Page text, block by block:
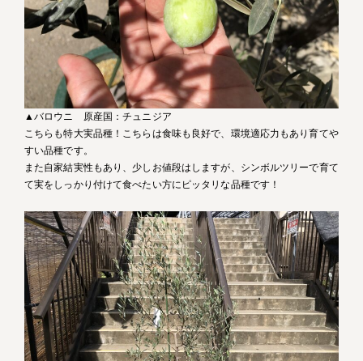
▲バロウニ 原産国：チュニジア
こちらも特大実品種！こちらは食味も良好で、環境適応力もあり育てや
すい品種です。
また自家結実性もあり、少しお値段はしますが、シンボルツリーで育て
て実をしっかり付けて食べたい方にピッタリな品種です！